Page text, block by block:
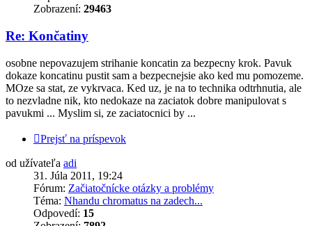
Zobrazení: 29463
Re: Končatiny
osobne nepovazujem strihanie koncatin za bezpecny krok. Pavuk
dokaze koncatinu pustit sam a bezpecnejsie ako ked mu pomozeme.
MOze sa stat, ze vykrvaca. Ked uz, je na to technika odtrhnutia, ale
to nezvladne nik, kto nedokaze na zaciatok dobre manipulovat s
pavukmi ... Myslim si, ze zaciatocnici by ...
Prejsť na príspevok
od užívateľa adi
31. Júla 2011, 19:24
Fórum: Začiatočnícke otázky a problémy
Téma: Nhandu chromatus na zadech...
Odpovedí: 15